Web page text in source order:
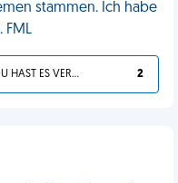
stammen. Ich habe
FML
DU HAST ES VERDIENT 2